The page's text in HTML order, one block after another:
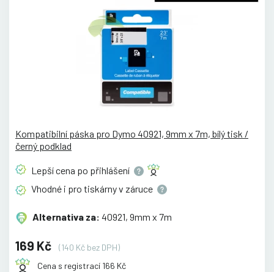
Kompatibilní páska pro Dymo 40921, 9mm x 7m, bílý tisk /
černý podklad
Lepší cena po přihlášení
Vhodné i pro tiskárny v záruce
Alternativa za: 40921, 9mm x 7m
169 Kč
(140 Kč bez DPH)
Cena s registrací 166 Kč